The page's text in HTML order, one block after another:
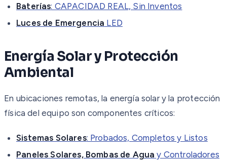
Baterías: CAPACIDAD REAL, Sin Inventos
Luces de Emergencia LED
Energía Solar y Protección
Ambiental
En ubicaciones remotas, la energía solar y la protección
física del equipo son componentes críticos:
Sistemas Solares: Probados, Completos y Listos
Paneles Solares, Bombas de Agua y Controladores